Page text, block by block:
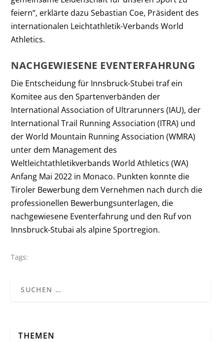
feiern“, erklärte dazu Sebastian Coe, Präsident des
internationalen Leichtathletik-Verbands World
Athletics.
NACHGEWIESENE EVENTERFAHRUNG
Die Entscheidung für Innsbruck-Stubei traf ein
Komitee aus den Spartenverbänden der
International Association of Ultrarunners (IAU), der
International Trail Running Association (ITRA) und
der World Mountain Running Association (WMRA)
unter dem Management des
Weltleichtathletikverbands World Athletics (WA)
Anfang Mai 2022 in Monaco. Punkten konnte die
Tiroler Bewerbung dem Vernehmen nach durch die
professionellen Bewerbungsunterlagen, die
nachgewiesene Eventerfahrung und den Ruf von
Innsbruck-Stubai als alpine Sportregion.
Tags:
THEMEN